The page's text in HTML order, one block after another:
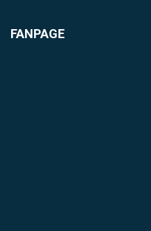
FANPAGE